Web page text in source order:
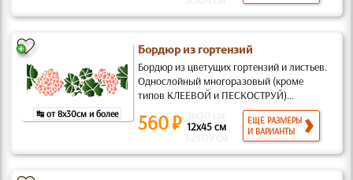
↹ от 8x30см и более
Бордюр из гортензий
Бордюр из цветущих гортензий и листьев.
Однослойный многоразовый (кроме
типов КЛЕЕВОЙ и ПЕСКОСТРУЙ)...
560 ₽ 12x45 см
ЕЩЕ РАЗМЕРЫ
И ВАРИАНТЫ